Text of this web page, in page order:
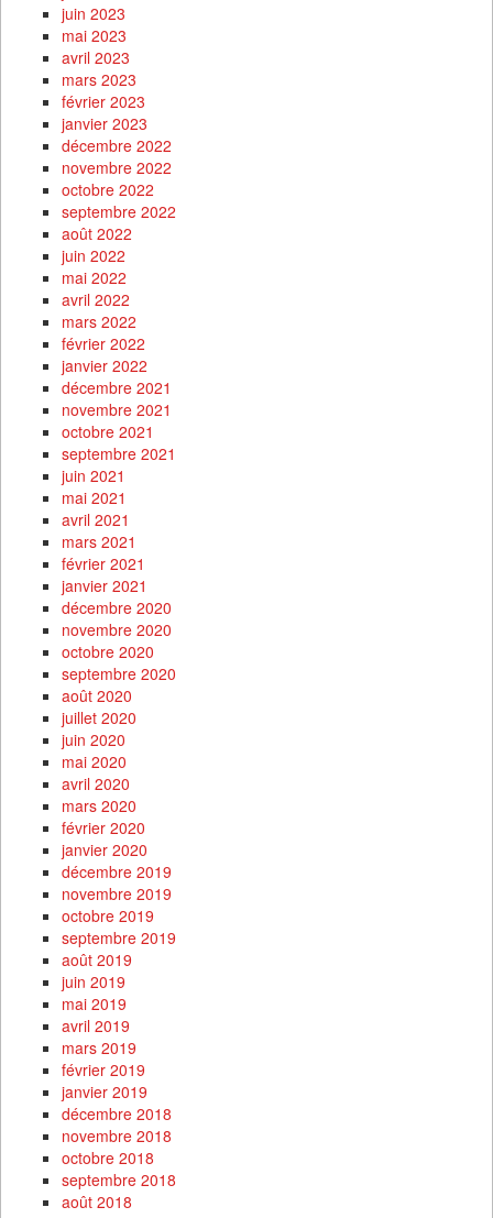
juin 2023
mai 2023
avril 2023
mars 2023
février 2023
janvier 2023
décembre 2022
novembre 2022
octobre 2022
septembre 2022
août 2022
juin 2022
mai 2022
avril 2022
mars 2022
février 2022
janvier 2022
décembre 2021
novembre 2021
octobre 2021
septembre 2021
juin 2021
mai 2021
avril 2021
mars 2021
février 2021
janvier 2021
décembre 2020
novembre 2020
octobre 2020
septembre 2020
août 2020
juillet 2020
juin 2020
mai 2020
avril 2020
mars 2020
février 2020
janvier 2020
décembre 2019
novembre 2019
octobre 2019
septembre 2019
août 2019
juin 2019
mai 2019
avril 2019
mars 2019
février 2019
janvier 2019
décembre 2018
novembre 2018
octobre 2018
septembre 2018
août 2018